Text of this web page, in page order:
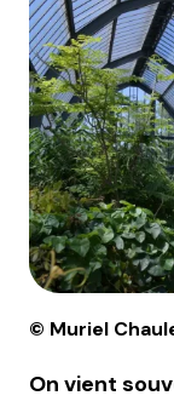
© Muriel
On vient